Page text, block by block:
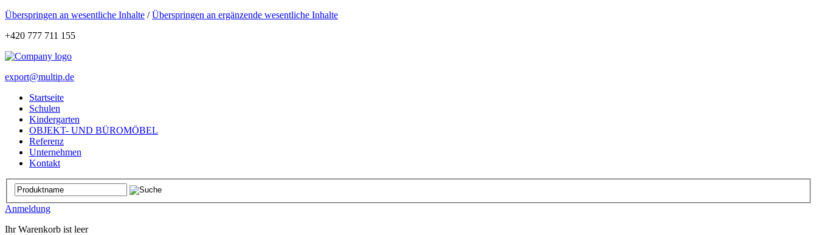
Überspringen an wesentliche Inhalte /Überspringen an ergänzende wesentliche Inhalte
+420 777 711 155
export@multip.de
Startseite
Schulen
Kindergarten
OBJEKT- UND BÜROMÖBEL
Referenz
Unternehmen
Kontakt
Anmeldung
Ihr Warenkorb ist leer